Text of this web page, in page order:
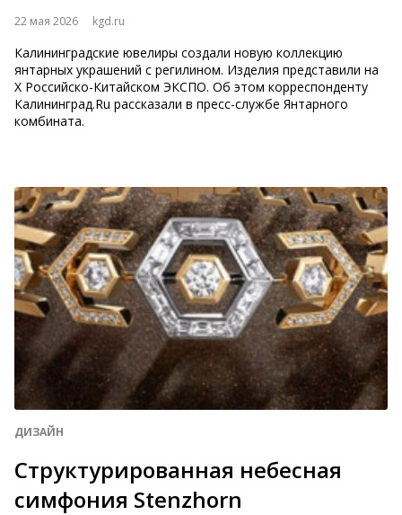
22 мая 2026 kgd.ru
Калининградские ювелиры создали новую коллекцию
янтарных украшений с регилином. Изделия представили на
Х Российско-Китайском ЭКСПО. Об этом корреспонденту
Калининград.Ru рассказали в пресс-службе Янтарного
комбината.
ДИЗАЙН
Структурированная небесная
симфония Stenzhorn